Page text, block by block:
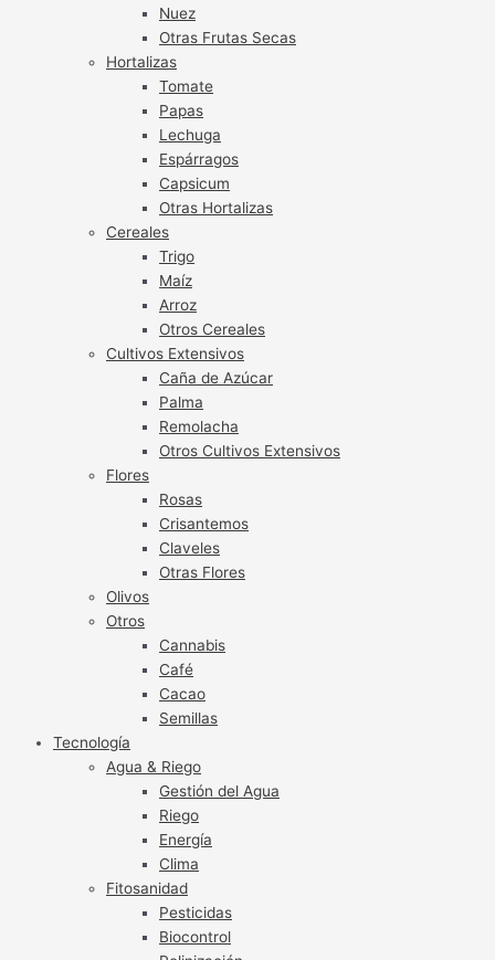
Nuez
Otras Frutas Secas
Hortalizas
Tomate
Papas
Lechuga
Espárragos
Capsicum
Otras Hortalizas
Cereales
Trigo
Maíz
Arroz
Otros Cereales
Cultivos Extensivos
Caña de Azúcar
Palma
Remolacha
Otros Cultivos Extensivos
Flores
Rosas
Crisantemos
Claveles
Otras Flores
Olivos
Otros
Cannabis
Café
Cacao
Semillas
Tecnología
Agua & Riego
Gestión del Agua
Riego
Energía
Clima
Fitosanidad
Pesticidas
Biocontrol